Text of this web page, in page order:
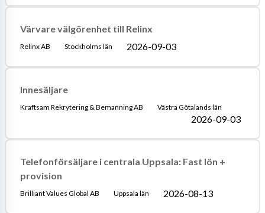
Värvare välgörenhet till Relinx
Relinx AB Stockholms län 2026-09-03
Innesäljare
Kraftsam Rekrytering & Bemanning AB Västra Götalands län
2026-09-03
Telefonförsäljare i centrala Uppsala: Fast lön +
provision
Brilliant Values Global AB Uppsala län 2026-08-13